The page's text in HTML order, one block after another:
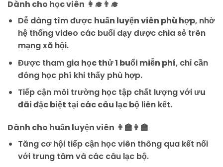
Dành cho học viên 👩‍🎓👨‍🎓
Dễ dàng tìm được huấn luyện viên phù hợp, nhờ
hệ thống video các buổi dạy được chia sẻ trên
mạng xã hội.
Được tham gia học thử 1 buổi miễn phí, chỉ cần
đóng học phí khi thấy phù hợp.
Tiếp cận môi trường học tập chất lượng với ưu
đãi đặc biệt tại các câu lạc bộliên kết.
Dành cho huấn luyện viên 👨‍🏫👩‍🏫
Tăng cơ hội tiếp cận học viên thông qua kết nối
với trung tâm và các câu lạc bộ.